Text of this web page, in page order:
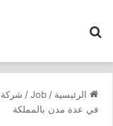
الرئيسية /
Job
/ شركة
في عدة مدن بالمملكة